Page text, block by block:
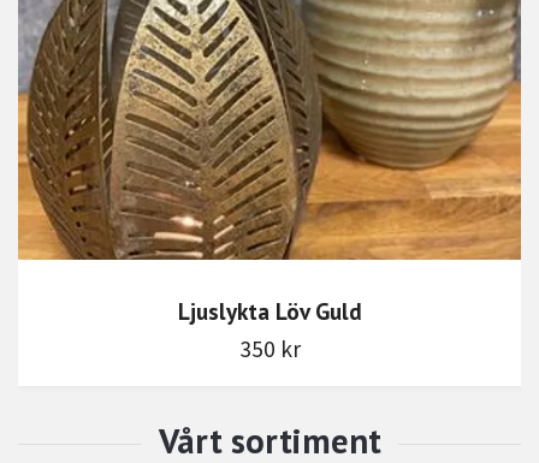
Ljuslykta Löv Guld
350 kr